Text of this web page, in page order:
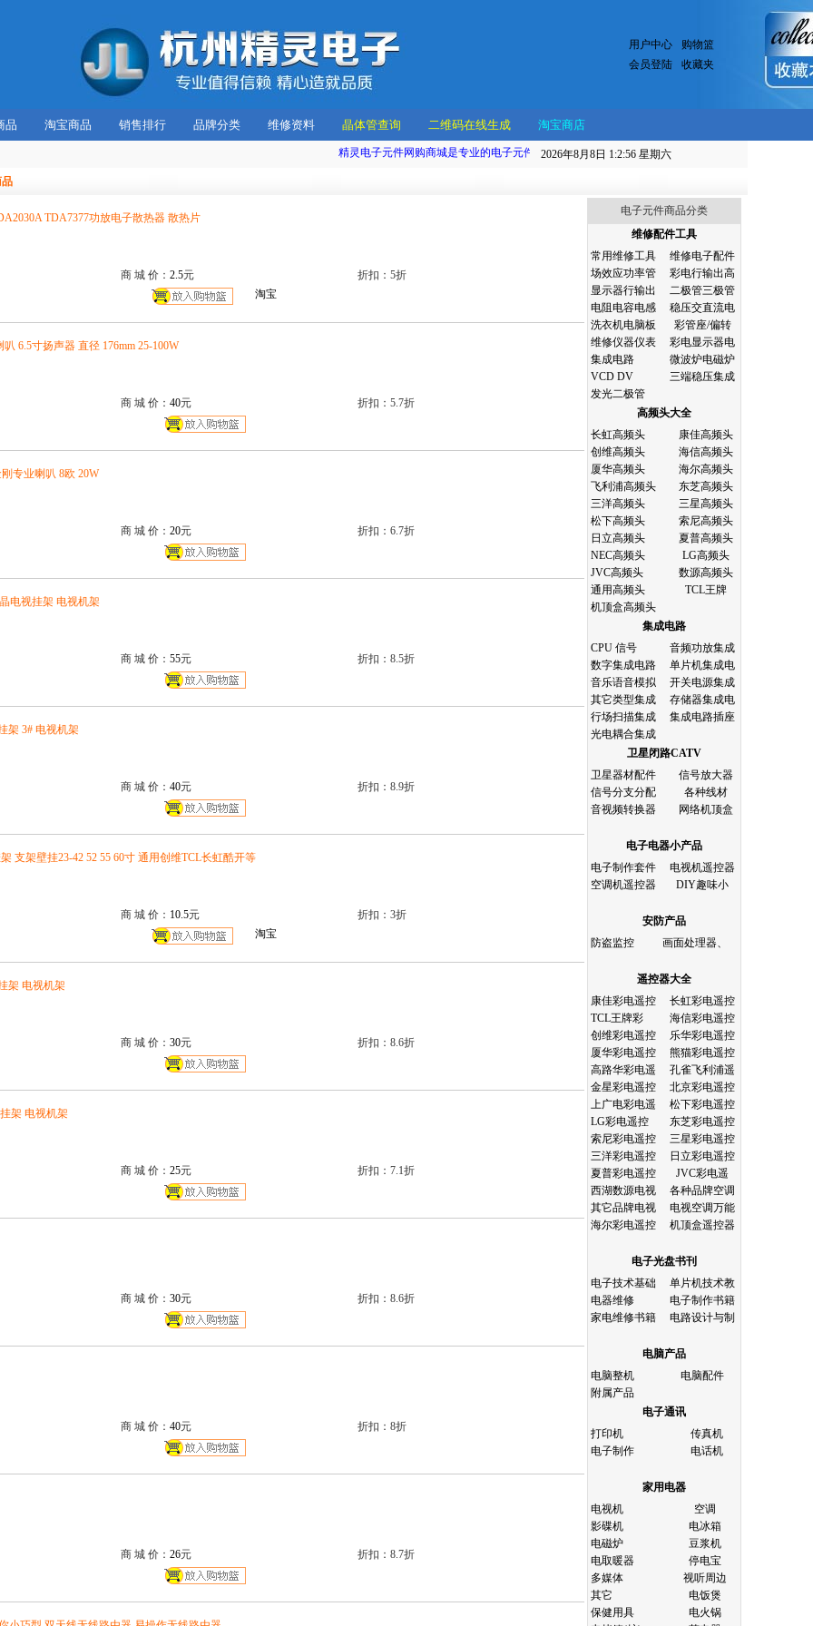
用户中心
购物篮
会员登陆
收藏夹
品 淘宝商品 销售排行 品牌分类 维修资料 晶体管查询 二维码在线生成 淘宝商店
精灵电子元件网购商城是专业的电子元件批发、零售、网购服务的网站，本商城主要在线销售小家
2026年8月8日 1:2:56 星期六
TDA7377功放电子散热器 散热片
商 城 价： 2.5元
折扣：5折
淘宝
6.5寸扬声器 直径 176mm 25-100W
商 城 价： 40元 折扣：5.7折
专业喇叭 8欧 20W
商 城 价： 20元 折扣：6.7折
电视挂架 电视机架
商 城 价： 55元 折扣：8.5折
架 3# 电视机架
商 城 价： 40元 折扣：8.9折
支架壁挂23-42 52 55 60寸 通用创维TCL长虹酷开等
商 城 价： 10.5元
折扣：3折
淘宝
架 电视机架
商 城 价： 30元 折扣：8.6折
架 电视机架
商 城 价： 25元 折扣：7.1折
商 城 价： 30元 折扣：8.6折
商 城 价： 40元 折扣：8折
商 城 价： 26元 折扣：8.7折
电子元件商品分类
维修配件工具
常用维修工具
维修电子配件
场效应功率管
彩电行输出高
显示器行输出
二极管三极管
电阻电容电感
稳压交直流电
洗衣机电脑板
彩管座/偏转
维修仪器仪表
彩电显示器电
集成电路
微波炉电磁炉
VCD DV
三端稳压集成
发光二极管
高频头大全
长虹高频头
康佳高频头
创维高频头
海信高频头
厦华高频头
海尔高频头
飞利浦高频头
东芝高频头
三洋高频头
三星高频头
松下高频头
索尼高频头
日立高频头
夏普高频头
NEC高频头
LG高频头
JVC高频头
数源高频头
通用高频头
TCL王牌
机顶盒高频头
集成电路
CPU 信号
音频功放集成
数字集成电路
单片机集成电
音乐语音模拟
开关电源集成
其它类型集成
存储器集成电
行场扫描集成
集成电路插座
光电耦合集成
卫星闭路CATV
卫星器材配件
信号放大器
信号分支分配
各种线材
音视频转换器
网络机顶盒
电子电器小产品
电子制作套件
电视机遥控器
空调机遥控器
DIY趣味小
安防产品
防盗监控
画面处理器、
遥控器大全
康佳彩电遥控
长虹彩电遥控
TCL王牌彩
海信彩电遥控
创维彩电遥控
乐华彩电遥控
厦华彩电遥控
熊猫彩电遥控
高路华彩电遥
孔雀飞利浦遥
金星彩电遥控
北京彩电遥控
上广电彩电遥
松下彩电遥控
LG彩电遥控
东芝彩电遥控
索尼彩电遥控
三星彩电遥控
三洋彩电遥控
日立彩电遥控
夏普彩电遥控
JVC彩电遥
西湖数源电视
各种品牌空调
其它品牌电视
电视空调万能
海尔彩电遥控
机顶盒遥控器
电子光盘书刊
电子技术基础
单片机技术教
电器维修
电子制作书籍
家电维修书籍
电路设计与制
电脑产品
电脑整机
电脑配件
附属产品
电子通讯
打印机
传真机
电子制作
电话机
家用电器
电视机
空调
影碟机
电冰箱
电磁炉
豆浆机
电取暖器
停电宝
多媒体
视听周边
其它
电饭煲
保健用具
电火锅